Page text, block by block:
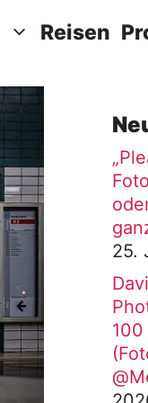
Reisen
25.